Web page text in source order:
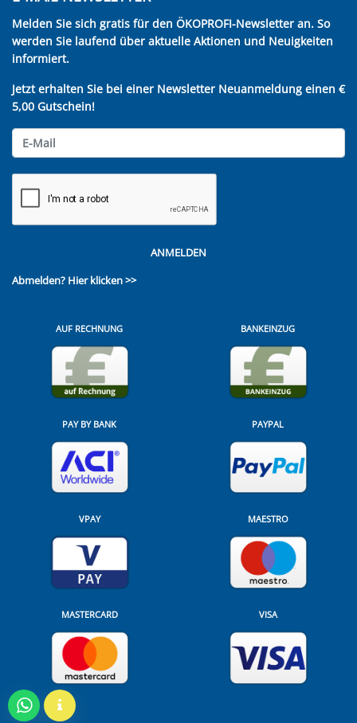
Melden Sie sich gratis für den ÖKOPROFI-Newsletter an. So
werden Sie laufend über aktuelle Aktionen und Neuigkeiten
informiert.
Jetzt erhalten Sie bei einer Newsletter Neuanmeldung einen €
5,00 Gutschein!
ANMELDEN
Abmelden? Hier klicken >>
AUF RECHNUNG BANKEINZUG
PAY BY BANK PAYPAL
VPAY MAESTRO
MASTERCARD VISA